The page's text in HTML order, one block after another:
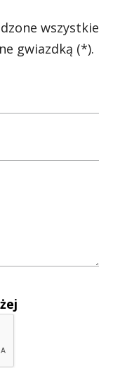
wszystkie
gwiazdką (*).